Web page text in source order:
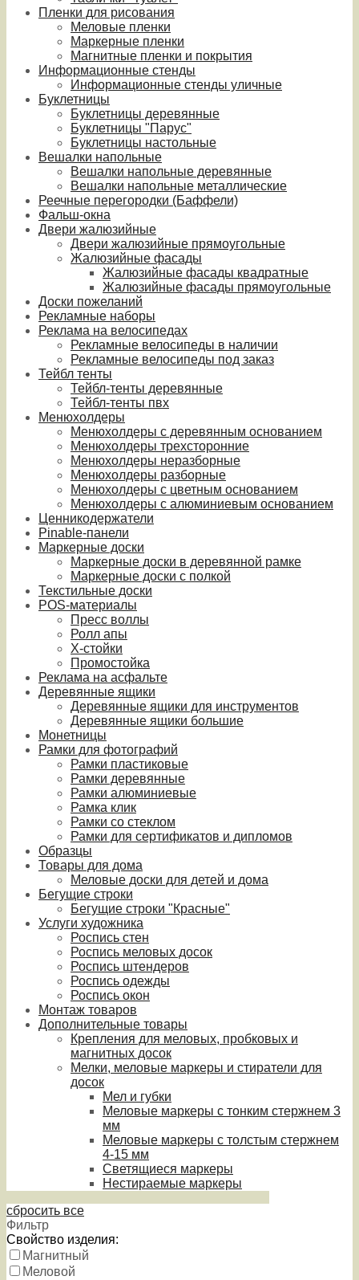
Пленки для рисования
Меловые пленки
Маркерные пленки
Магнитные пленки и покрытия
Информационные стенды
Информационные стенды уличные
Буклетницы
Буклетницы деревянные
Буклетницы "Парус"
Буклетницы настольные
Вешалки напольные
Вешалки напольные деревянные
Вешалки напольные металлические
Реечные перегородки (Баффели)
Фальш-окна
Двери жалюзийные
Двери жалюзийные прямоугольные
Жалюзийные фасады
Жалюзийные фасады квадратные
Жалюзийные фасады прямоугольные
Доски пожеланий
Рекламные наборы
Реклама на велосипедах
Рекламные велосипеды в наличии
Рекламные велосипеды под заказ
Тейбл тенты
Тейбл-тенты деревянные
Тейбл-тенты пвх
Менюхолдеры
Менюхолдеры с деревянным основанием
Менюхолдеры трехсторонние
Менюхолдеры неразборные
Менюхолдеры разборные
Менюхолдеры с цветным основанием
Менюхолдеры с алюминиевым основанием
Ценникодержатели
Pinable-панели
Маркерные доски
Маркерные доски в деревянной рамке
Маркерные доски с полкой
Текстильные доски
POS-материалы
Пресс воллы
Ролл апы
Х-стойки
Промостойка
Реклама на асфальте
Деревянные ящики
Деревянные ящики для инструментов
Деревянные ящики большие
Монетницы
Рамки для фотографий
Рамки пластиковые
Рамки деревянные
Рамки алюминиевые
Рамка клик
Рамки со стеклом
Рамки для сертификатов и дипломов
Образцы
Товары для дома
Меловые доски для детей и дома
Бегущие строки
Бегущие строки "Красные"
Услуги художника
Роспись стен
Роспись меловых досок
Роспись штендеров
Роспись одежды
Роспись окон
Монтаж товаров
Дополнительные товары
Крепления для меловых, пробковых и
магнитных досок
Мелки, меловые маркеры и стиратели для
досок
Мел и губки
Меловые маркеры с тонким стержнем 3
мм
Меловые маркеры с толстым стержнем
4-15 мм
Светящиеся маркеры
Нестираемые маркеры
сбросить все
Фильтр
Свойство изделия:
Магнитный
Меловой